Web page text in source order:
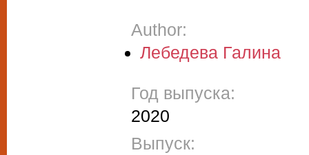
Author:
Лебедева Галина
Год выпуска:
2020
Выпуск: